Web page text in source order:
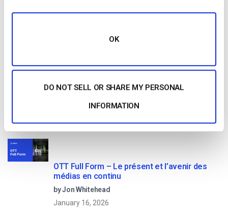
OK
DO NOT SELL OR SHARE MY PERSONAL
INFORMATION
iPhone d’Apple en 6 étapes faciles
by Emily Krings
OTT Full Form – Le présent et l’avenir des
médias en continu
by Jon Whitehead
January 16, 2026